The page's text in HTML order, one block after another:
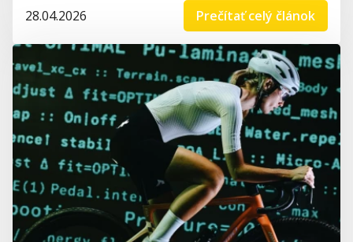
28.04.2026
Prečítať celý článok